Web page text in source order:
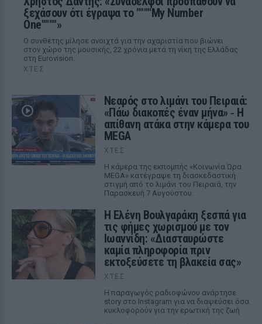
ξεχάσουν ότι έγραψα το """"My Number
One""""»
Ο συνθέτης μίλησε ανοιχτά για την αχαριστία που βιώνει
στον χώρο της μουσικής, 22 χρόνια μετά τη νίκη της Ελλάδας
στη Eurovision.
ΧΤΕΣ
Νεαρός στο λιμάνι του Πειραιά:
«Πάω διακοπές έναν μήνα» ‑ Η
απίθανη ατάκα στην κάμερα του
MEGA
ΧΤΕΣ
Η κάμερα της εκπομπής «Κοινωνία Ώρα
MEGA» κατέγραψε τη διασκεδαστική
στιγμή από το λιμάνι του Πειραιά, την
Παρασκευή 7 Αυγούστου.
Η Ελένη Βουλγαράκη ξεσπά για
τις φήμες χωρισμού με τον
Ιωαννίδη: «Διασταυρώστε
καμία πληροφορία πριν
εκτοξεύσετε τη βλακεία σας»
ΧΤΕΣ
Η παραγωγός ραδιοφώνου ανάρτησε
story στο Instagram για να διαψεύσει όσα
κυκλοφορούν για την ερωτική της ζωή